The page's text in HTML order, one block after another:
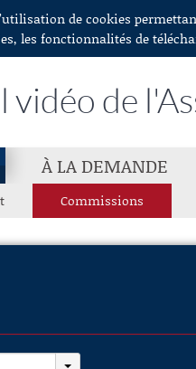
de cookies
les fonctionnalités de
vidéo de
À LA DEMANDE
Commissions